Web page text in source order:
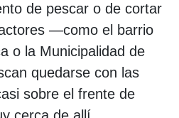
de pescar o de cortar
—como el barrio
o la Municipalidad de
quedarse con las
sobre el frente de